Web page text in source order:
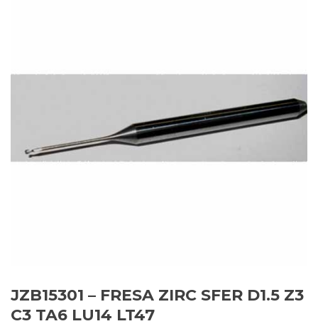
JZB15301 – FRESA ZIRC SFER D1.5 Z3
C3 TA6 LU14 LT47